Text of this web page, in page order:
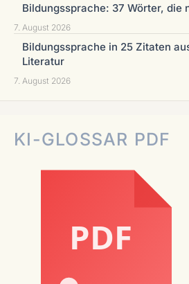
Bildungssprache: 37 Wörter, die
7. August 2026
Bildungssprache in 25 Zitaten
Literatur
7. August 2026
KI-GLOSSAR PDF